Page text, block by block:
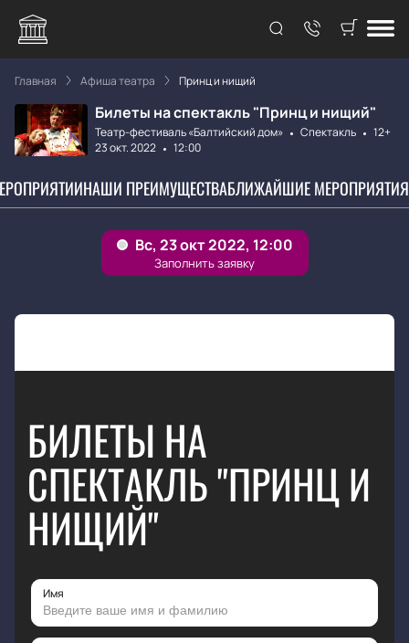
Главная Афиша театра Принц и нищий
Билеты на спектакль "Принц и нищий"
Театр-фестиваль «Балтийский дом» Спектакль
12+
23 окт. 2022
12:00
НАШИ ПРЕИМУЩЕСТВАБЛИЖАЙШИЕ МЕРОПРИЯТИЯ
БИЛЕТЫ НА
СПЕКТАКЛЬ "ПРИНЦ И
НИЩИЙ"
Имя